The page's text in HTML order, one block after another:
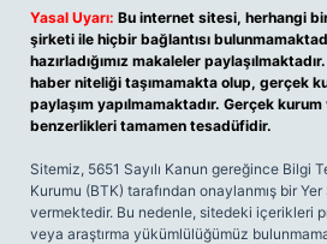
Yasal Uyarı: Bu internet sitesi, herhangi
şirketi ile hiçbir bağlantısı
hazırladığımız makaleler
haber niteliği taşımamakta olup, gerçek
paylaşım yapılmamaktadır. Gerçek
benzerlikleri tamamen tesadüfidir.
Sitemiz, 5651 Sayılı Kanun gereğince Bilgi
Kurumu (BTK) tarafından onaylanmış bir
vermektedir. Bu nedenle, sitedeki içerikleri
veya araştırma yükümlülüğümüz